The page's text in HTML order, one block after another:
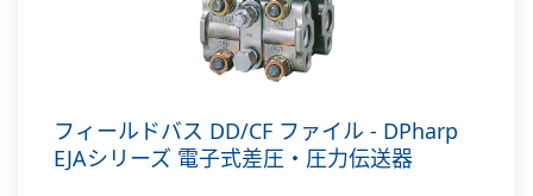
フィールドバス DD/CF ファイル - DPharp
EJAシリーズ 電子式差圧・圧力伝送器